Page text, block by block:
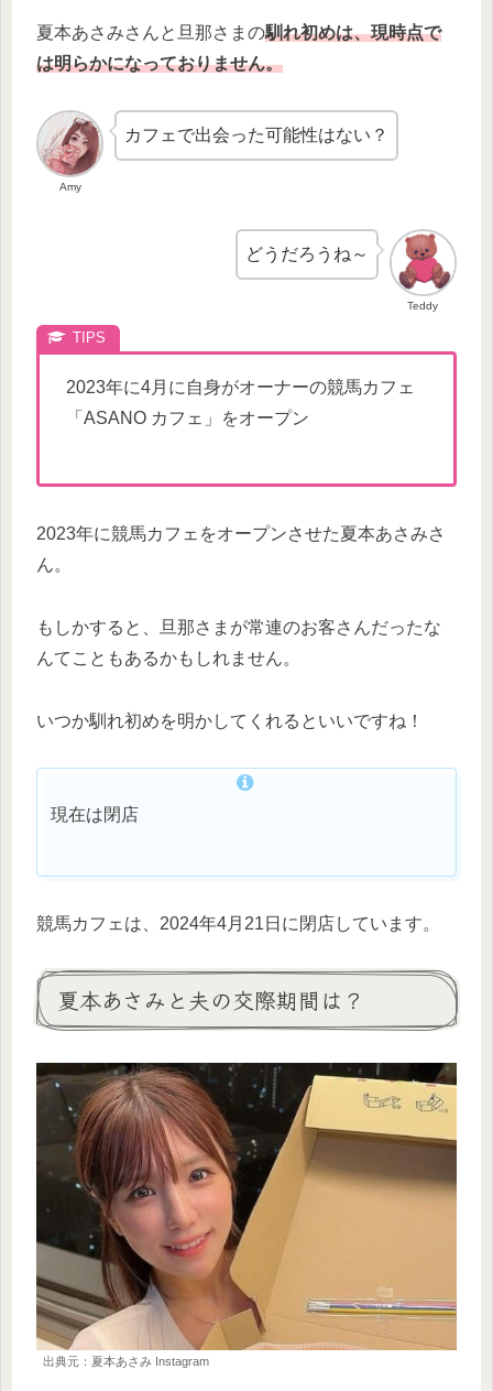
夏本あさみさんと旦那さまの馴れ初めは、現時点で
は明らかになっておりません。
Amy
カフェで出会った可能性はない？
Teddy
どうだろうね～
2023年に4月に自身がオーナーの競馬カフェ
「ASANO カフェ」をオープン
2023年に競馬カフェをオープンさせた夏本あさみさ
ん。
もしかすると、旦那さまが常連のお客さんだったな
んてこともあるかもしれません。
いつか馴れ初めを明かしてくれるといいですね！
現在は閉店
競馬カフェは、2024年4月21日に閉店しています。
夏本あさみと夫の交際期間は？
出典元：夏本あさみ Instagram